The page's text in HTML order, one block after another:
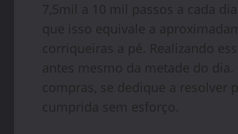
7,5mil a 10 mil passos a cada
que isso equivale a
corriqueiras a pé. Realizando
antes mesmo da metade do
compras, se dedique a resolver
cumprida sem esforço.